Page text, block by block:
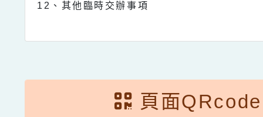
12 、其他臨時交辦事項
頁面QRcode